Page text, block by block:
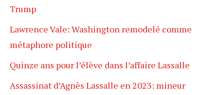
Trump
Lawrence Vale: Washington remodelé comme
métaphore politique
Quinze ans pour l’élève dans l’affaire Lassalle
Assassinat d’Agnès Lassalle en 2023: mineur